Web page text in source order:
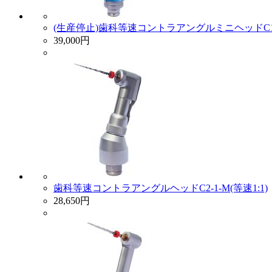
(生産停止)歯科等速コントラアングルミニヘッド
39,000円
歯科等速コントラアングルヘッドC2-1-M(等速1:1)
28,650円